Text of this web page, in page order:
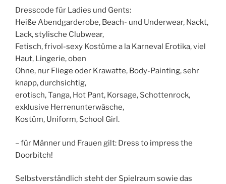
Dresscode für Ladies und Gents:
Heiße Abendgarderobe, Beach- und Underwear, Nackt,
Lack, stylische Clubwear,
Fetisch, frivol-sexy Kostüme a la Karneval Erotika, viel
Haut, Lingerie, oben
Ohne, nur Fliege oder Krawatte, Body-Painting, sehr
knapp, durchsichtig,
erotisch, Tanga, Hot Pant, Korsage, Schottenrock,
exklusive Herrenunterwäsche,
Kostüm, Uniform, School Girl.
– für Männer und Frauen gilt: Dress to impress the
Doorbitch!
Selbstverständlich steht der Spielraum sowie das